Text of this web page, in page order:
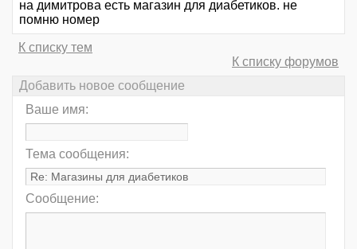
на димитрова есть магазин для диабетиков. не
помню номер
К списку тем
К списку форумов
Добавить новое сообщение
Ваше имя:
Тема сообщения:
Сообщение: